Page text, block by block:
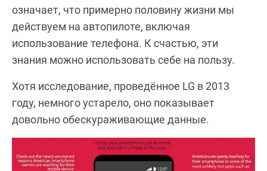
означает, что примерно половину жизни мы
действуем на автопилоте, включая
использование телефона. К счастью, эти
знания можно использовать себе на пользу.
Хотя исследование, проведённое LG в 2013
году, немного устарело, оно показывает
довольно обескураживающие данные.